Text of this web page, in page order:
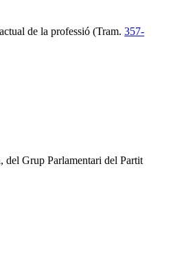
de la professió (Tram.357-
del Grup Parlamentari del Partit